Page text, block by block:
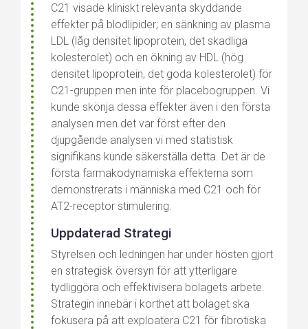
C21 visade kliniskt relevanta skyddande
effekter på blodlipider; en sänkning av plasma
LDL (låg densitet lipoprotein, det skadliga
kolesterolet) och en ökning av HDL (hög
densitet lipoprotein, det goda kolesterolet) för
C21-gruppen men inte för placebogruppen. Vi
kunde skönja dessa effekter även i den första
analysen men det var först efter den
djupgående analysen vi med statistisk
signifikans kunde säkerställa detta. Det är de
första farmakodynamiska effekterna som
demonstrerats i människa med C21 och för
AT2-receptor stimulering.
Uppdaterad Strategi
Styrelsen och ledningen har under hösten gjort
en strategisk översyn för att ytterligare
tydliggöra och effektivisera bolagets arbete.
Strategin innebär i korthet att bolaget ska
fokusera på att exploatera C21 för fibrotiska